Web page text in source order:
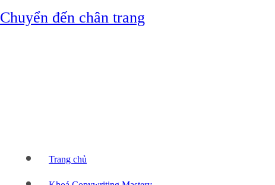
Chuyển đến chân trang
Trang chủ